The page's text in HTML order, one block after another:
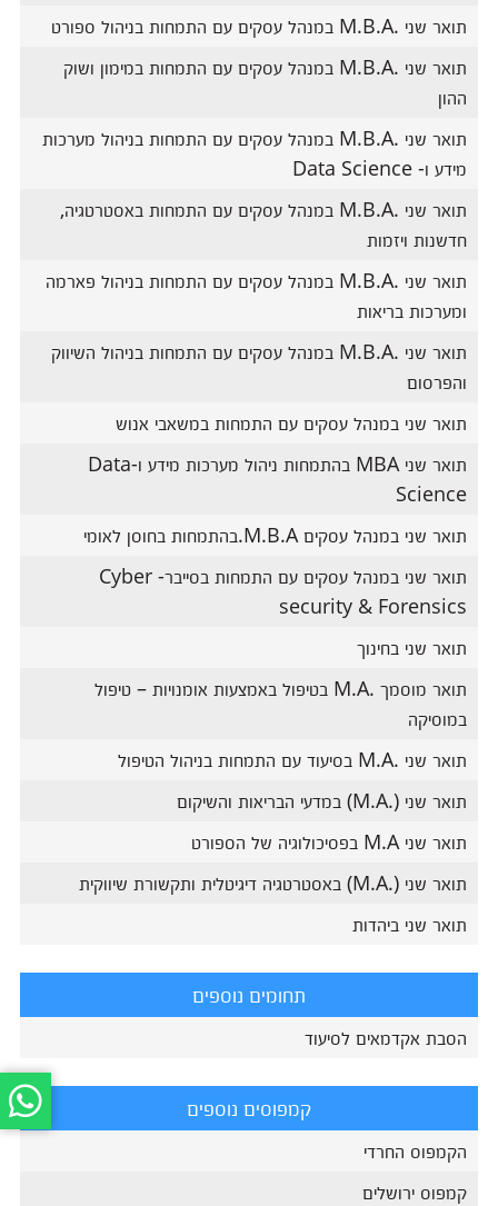
תואר שני .M.B.A במנהל עסקים עם התמחות בניהול ספורט
תואר שני .M.B.A במנהל עסקים עם התמחות במימון ושוק
ההון
תואר שני .M.B.A במנהל עסקים עם התמחות בניהול מערכות
מידע ו- Data Science
תואר שני .M.B.A במנהל עסקים עם התמחות באסטרטגיה,
חדשנות ויזמות
תואר שני .M.B.A במנהל עסקים עם התמחות בניהול פארמה
ומערכות בריאות
תואר שני .M.B.A במנהל עסקים עם התמחות בניהול השיווק
והפרסום
תואר שני במנהל עסקים עם התמחות במשאבי אנוש
תואר שני MBA בהתמחות ניהול מערכות מידע ו-Data
Science
תואר שני במנהל עסקים M.B.A.בהתמחות בחוסן לאומי
תואר שני במנהל עסקים עם התמחות בסייבר- Cyber
security & Forensics
תואר שני בחינוך
תואר מוסמך .M.A בטיפול באמצעות אומנויות – טיפול
במוסיקה
תואר שני .M.A בסיעוד עם התמחות בניהול הטיפול
תואר שני (.M.A) במדעי הבריאות והשיקום
תואר שני M.A בפסיכולוגיה של הספורט
תואר שני (.M.A) באסטרטגיה דיגיטלית ותקשורת שיווקית
תואר שני ביהדות
תחומים נוספים
הסבת אקדמאים לסיעוד
קמפוסים נוספים
הקמפוס החרדי
קמפוס ירושלים